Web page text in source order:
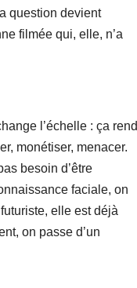
question devient
filmée qui, elle, n’a
l’échelle : ça rend
monétiser, menacer.
besoin d’être
faciale, on
elle est déjà
on passe d’un